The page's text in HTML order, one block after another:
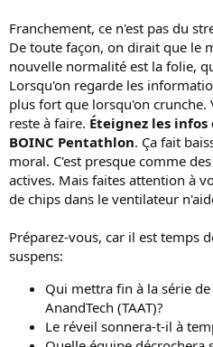
Franchement, ce n'est pas du
De toute façon, on dirait que le
nouvelle normalité est la folie,
Lorsqu'on regarde les
plus fort que lorsqu'on crunche.
reste à faire. Éteignez les
BOINC Pentathlon. Ça fait
moral. C'est presque comme
actives. Mais faites attention à
de chips dans le ventilateur
Préparez-vous, car il est temps
suspens:
Qui mettra fin à la série
AnandTech (TAAT)?
Le réveil sonnera-t-il à